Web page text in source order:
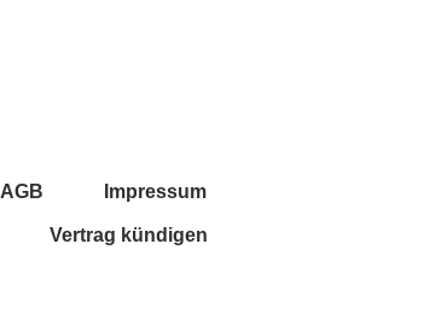
AGB Impressum
Vertrag kündigen